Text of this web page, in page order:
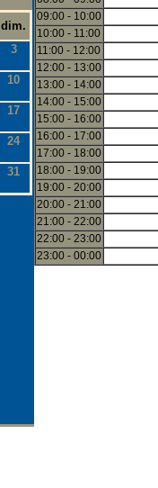
dim.
3
10
17
24
31
09:00 - 10:00
10:00 - 11:00
11:00 - 12:00
12:00 - 13:00
13:00 - 14:00
14:00 - 15:00
15:00 - 16:00
16:00 - 17:00
17:00 - 18:00
18:00 - 19:00
19:00 - 20:00
20:00 - 21:00
21:00 - 22:00
22:00 - 23:00
23:00 - 00:00